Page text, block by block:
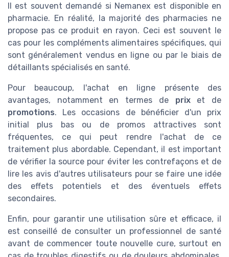
Il est souvent demandé si Nemanex est disponible en
pharmacie. En réalité, la majorité des pharmacies ne
propose pas ce produit en rayon. Ceci est souvent le
cas pour les compléments alimentaires spécifiques, qui
sont généralement vendus en ligne ou par le biais de
détaillants spécialisés en santé.
Pour beaucoup, l'achat en ligne présente des
avantages, notamment en termes de prixet de
promotions. Les occasions de bénéficier d'un prix
initial plus bas ou de promos attractives sont
fréquentes, ce qui peut rendre l'achat de ce
traitement plus abordable. Cependant, il est important
de vérifier la source pour éviter les contrefaçons et de
lire les avis d'autres utilisateurs pour se faire une idée
des effets potentiels et des éventuels effets
secondaires.
Enfin, pour garantir une utilisation sûre et efficace, il
est conseillé de consulter un professionnel de santé
avant de commencer toute nouvelle cure, surtout en